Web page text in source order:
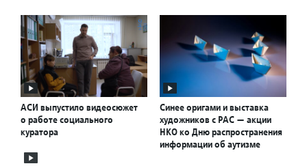
АСИ выпустило видеосюжет
о работе социального
куратора
Синее оригами и выставка
художников с РАС — акции
НКО ко Дню распространения
информации об аутизме